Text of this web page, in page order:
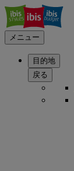
メニュー
目的地
戻る